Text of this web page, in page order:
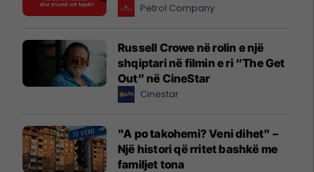
Petrol Company
Russell Crowe në rolin e një
shqiptari në filmin e ri “The Get
Out” në CineStar
Cinestar
"A po takohemi? Veni dihet" –
Një histori që rritet bashkë me
familjet tona